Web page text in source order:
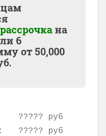
на
6
от50,000
????? руб
????? руб